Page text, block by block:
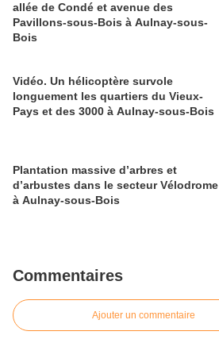
allée de Condé et avenue des
Pavillons-sous-Bois à Aulnay-sous-
Bois
Vidéo. Un hélicoptère survole
longuement les quartiers du Vieux-
Pays et des 3000 à Aulnay-sous-Bois
Plantation massive d’arbres et
d’arbustes dans le secteur Vélodrome
à Aulnay-sous-Bois
Commentaires
Ajouter un commentaire